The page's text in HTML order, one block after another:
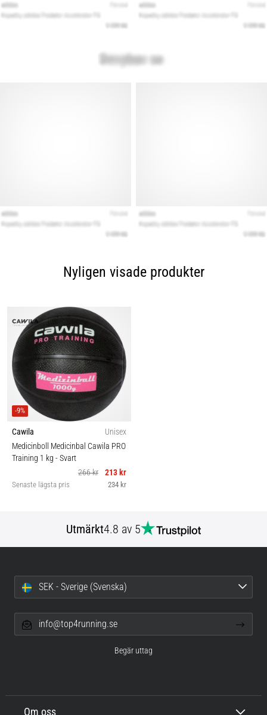
Nyligen visade produkter
-9%
Cawila
Unisex
Medicinboll Medicinbal Cawila PRO
Training 1 kg - Svart
266 kr
213 kr
Senaste lägsta pris 234 kr
Utmärkt4.8 av 5
Om oss
SEK - Sverige (Svenska)
info@top4running.se
Begär uttag